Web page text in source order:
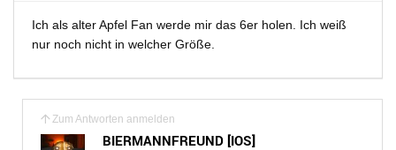
Ich als alter Apfel Fan werde mir das 6er holen. Ich weiß
nur noch nicht in welcher Größe.
Zum Antworten anmelden
BIERMANNFREUND [IOS]